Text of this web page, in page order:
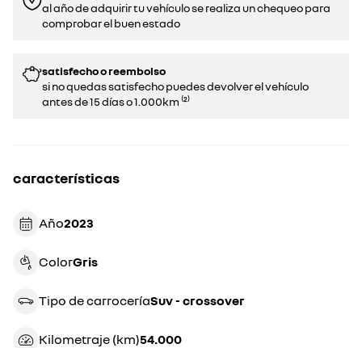
al año de adquirir tu vehículo se realiza un chequeo para
comprobar el buen estado​​
satisfecho o reembolso
si no quedas satisfecho puedes devolver el vehículo
antes de 15 días o 1.000km ⁽²⁾
características
Año 2023
Color gris
Tipo de carrocería suv - crossover
Kilometraje (km) 54.000